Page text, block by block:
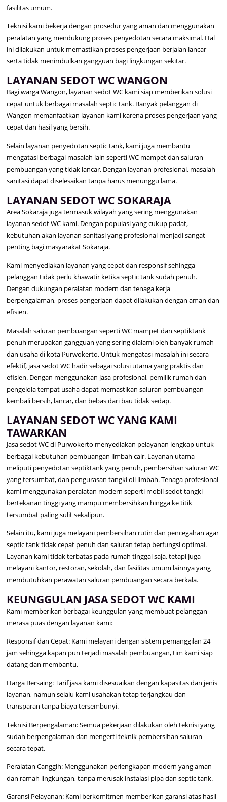
fasilitas umum.
Teknisi kami bekerja dengan prosedur yang aman dan menggunakan
peralatan yang mendukung proses penyedotan secara maksimal. Hal
ini dilakukan untuk memastikan proses pengerjaan berjalan lancar
serta tidak menimbulkan gangguan bagi lingkungan sekitar.
LAYANAN SEDOT WC WANGON
Bagi warga Wangon, layanan sedot WC kami siap memberikan solusi
cepat untuk berbagai masalah septic tank. Banyak pelanggan di
Wangon memanfaatkan layanan kami karena proses pengerjaan yang
cepat dan hasil yang bersih.
Selain layanan penyedotan septic tank, kami juga membantu
mengatasi berbagai masalah lain seperti WC mampet dan saluran
pembuangan yang tidak lancar. Dengan layanan profesional, masalah
sanitasi dapat diselesaikan tanpa harus menunggu lama.
LAYANAN SEDOT WC SOKARAJA
Area Sokaraja juga termasuk wilayah yang sering menggunakan
layanan sedot WC kami. Dengan populasi yang cukup padat,
kebutuhan akan layanan sanitasi yang profesional menjadi sangat
penting bagi masyarakat Sokaraja.
Kami menyediakan layanan yang cepat dan responsif sehingga
pelanggan tidak perlu khawatir ketika septic tank sudah penuh.
Dengan dukungan peralatan modern dan tenaga kerja
berpengalaman, proses pengerjaan dapat dilakukan dengan aman dan
efisien.
Masalah saluran pembuangan seperti WC mampet dan septiktank
penuh merupakan gangguan yang sering dialami oleh banyak rumah
dan usaha di kota Purwokerto. Untuk mengatasi masalah ini secara
efektif, jasa sedot WC hadir sebagai solusi utama yang praktis dan
efisien. Dengan menggunakan jasa profesional, pemilik rumah dan
pengelola tempat usaha dapat memastikan saluran pembuangan
kembali bersih, lancar, dan bebas dari bau tidak sedap.
LAYANAN SEDOT WC YANG KAMI
TAWARKAN
Jasa sedot WC di Purwokerto menyediakan pelayanan lengkap untuk
berbagai kebutuhan pembuangan limbah cair. Layanan utama
meliputi penyedotan septiktank yang penuh, pembersihan saluran WC
yang tersumbat, dan pengurasan tangki oli limbah. Tenaga profesional
kami menggunakan peralatan modern seperti mobil sedot tangki
bertekanan tinggi yang mampu membersihkan hingga ke titik
tersumbat paling sulit sekalipun.
Selain itu, kami juga melayani pembersihan rutin dan pencegahan agar
septic tank tidak cepat penuh dan saluran tetap berfungsi optimal.
Layanan kami tidak terbatas pada rumah tinggal saja, tetapi juga
melayani kantor, restoran, sekolah, dan fasilitas umum lainnya yang
membutuhkan perawatan saluran pembuangan secara berkala.
KEUNGGULAN JASA SEDOT WC KAMI
Kami memberikan berbagai keunggulan yang membuat pelanggan
merasa puas dengan layanan kami:
Responsif dan Cepat: Kami melayani dengan sistem pemanggilan 24
jam sehingga kapan pun terjadi masalah pembuangan, tim kami siap
datang dan membantu.
Harga Bersaing: Tarif jasa kami disesuaikan dengan kapasitas dan jenis
layanan, namun selalu kami usahakan tetap terjangkau dan
transparan tanpa biaya tersembunyi.
Teknisi Berpengalaman: Semua pekerjaan dilakukan oleh teknisi yang
sudah berpengalaman dan mengerti teknik pembersihan saluran
secara tepat.
Peralatan Canggih: Menggunakan perlengkapan modern yang aman
dan ramah lingkungan, tanpa merusak instalasi pipa dan septic tank.
Garansi Pelayanan: Kami berkomitmen memberikan garansi atas hasil